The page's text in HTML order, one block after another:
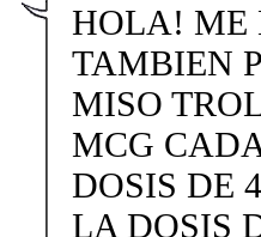
HOLA! ME
TAMBIEN
MISO
MCG
DOSIS DE
LA DOSIS